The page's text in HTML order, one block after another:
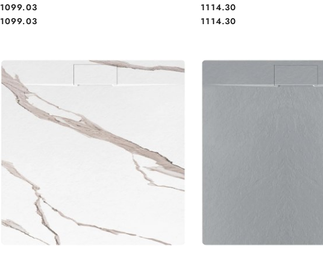
Cena:
1099.03
Cena:
1099.03 Cena:
1114.30
Cena:
1114.30